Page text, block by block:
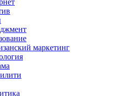
маркетинг